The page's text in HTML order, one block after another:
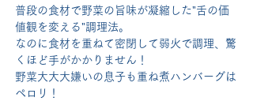
普段の食材で野菜の旨味が凝縮した"舌の価
値観を変える"調理法。
なのに食材を重ねて密閉して弱火で調理、驚
くほど手がかかりません！
野菜大大大嫌いの息子も重ね煮ハンバーグは
ペロリ！